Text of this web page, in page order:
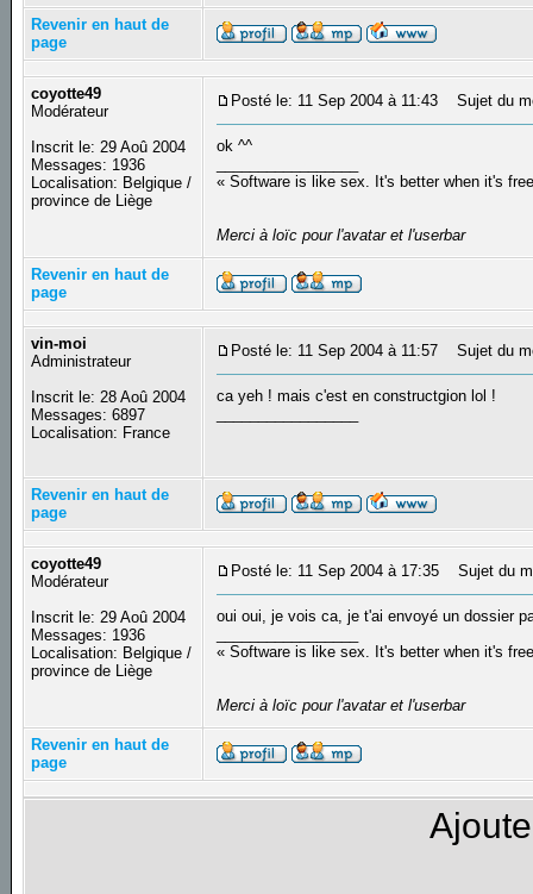
Revenir en haut de
page
coyotte49
Modérateur
Inscrit le: 29 Aoû 2004
Messages: 1936
Localisation: Belgique /
province de Liège
Posté le: 11 Sep 2004 à 11:43 Sujet du
ok ^^
« Software is like sex. It's better when it's
Merci à loïc pour l'avatar et l'userbar
Revenir en haut de
page
vin-moi
Administrateur
Inscrit le: 28 Aoû 2004
Messages: 6897
Localisation: France
Posté le: 11 Sep 2004 à 11:57 Sujet du
ca yeh ! mais c'est en constructgion lol !
Revenir en haut de
page
coyotte49
Modérateur
Inscrit le: 29 Aoû 2004
Messages: 1936
Localisation: Belgique /
province de Liège
Posté le: 11 Sep 2004 à 17:35 Sujet du
oui oui, je vois ca, je t'ai envoyé un dossier
« Software is like sex. It's better when it's
Merci à loïc pour l'avatar et l'userbar
Revenir en haut de
page